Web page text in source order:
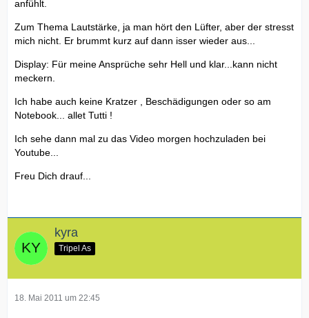
anfühlt.
Zum Thema Lautstärke, ja man hört den Lüfter, aber der stresst
mich nicht. Er brummt kurz auf dann isser wieder aus...
Display: Für meine Ansprüche sehr Hell und klar...kann nicht
meckern.
Ich habe auch keine Kratzer , Beschädigungen oder so am
Notebook... allet Tutti !
Ich sehe dann mal zu das Video morgen hochzuladen bei
Youtube...
Freu Dich drauf...
kyra
Tripel As
18. Mai 2011 um 22:45